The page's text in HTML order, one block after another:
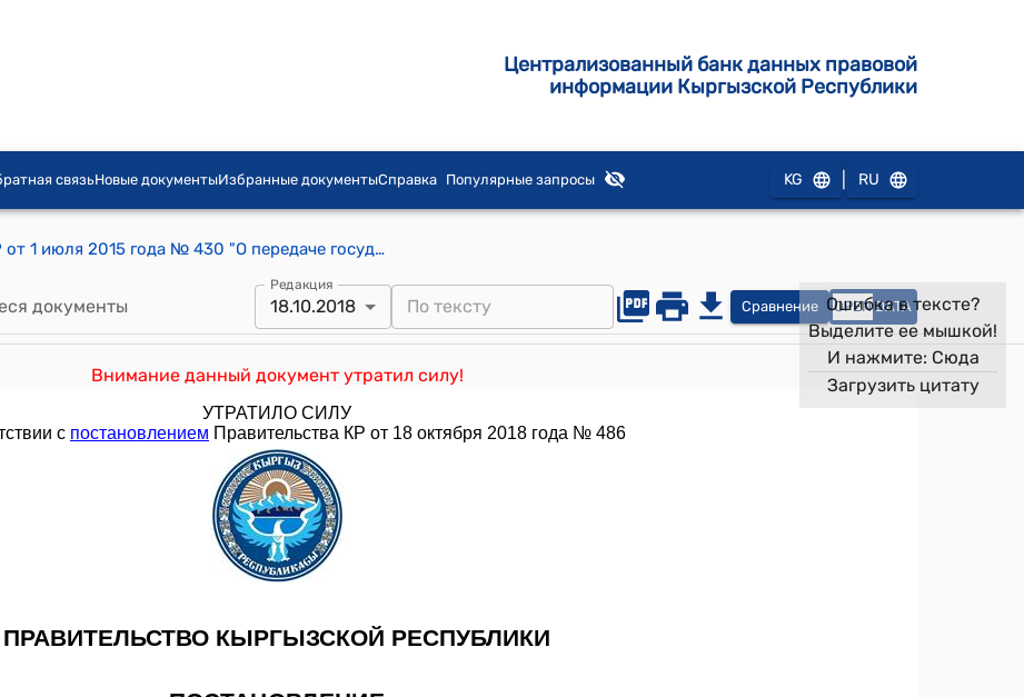
Централизованный банк данных правовой
информации Кыргызской Республики
связьНовые документыИзбранные документыСправка Популярные запросы KG RU
Постановление Правительства КР от 1 июля 2015 года № 430 "О передаче государственного предприятия "Главное управление архитектуры и градостроительства города Бишкек" Государственного агентства архитектуры, строительства и жилищно-коммунального хозяйства при Правительстве Кыргызской Республики в муниципальную собственность мэрии города Бишкек"
документы
Редакция
18.10.2018 Сравнение OPEN DATA
Внимание данный документ утратил силу!
Ошибка в тексте?
Выделите ее мышкой!
И нажмите: Сюда
Загрузить цитату